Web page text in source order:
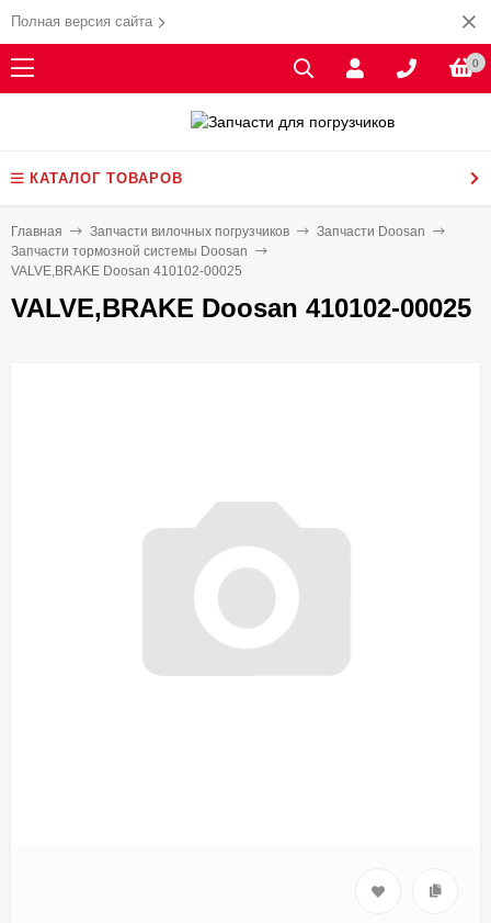
Полная версия сайта
0
КАТАЛОГ ТОВАРОВ
Главная Запчасти вилочных погрузчиков
Запчасти Doosan
Запчасти тормозной системы Doosan
VALVE,BRAKE Doosan 410102-00025
VALVE,BRAKE Doosan 410102-00025